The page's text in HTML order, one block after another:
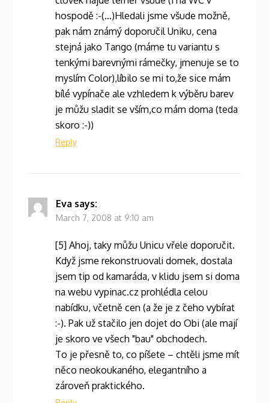
hospodě :-(…)Hledali jsme všude možně,
pak nám známý doporučil Uniku, cena
stejná jako Tango (máme tu variantu s
tenkými barevnými rámečky, jmenuje se to
myslím Color),líbilo se mi to,že sice mám
bílé vypínače ale vzhledem k výběru barev
je můžu sladit se vším,co mám doma (teda
skoro :-))
Reply
Eva says:
March 7, 2008 at 9:10 am
[5] Ahoj, taky můžu Unicu vřele doporučit.
Když jsme rekonstruovali domek, dostala
jsem tip od kamaráda, v klidu jsem si doma
na webu vypinac.cz prohlédla celou
nabídku, včetně cen (a že je z čeho vybírat
:-). Pak už stačilo jen dojet do Obi (ale mají
je skoro ve všech "bau" obchodech.
To je přesně to, co píšete – chtěli jsme mít
něco neokoukaného, elegantního a
zároveň praktického.